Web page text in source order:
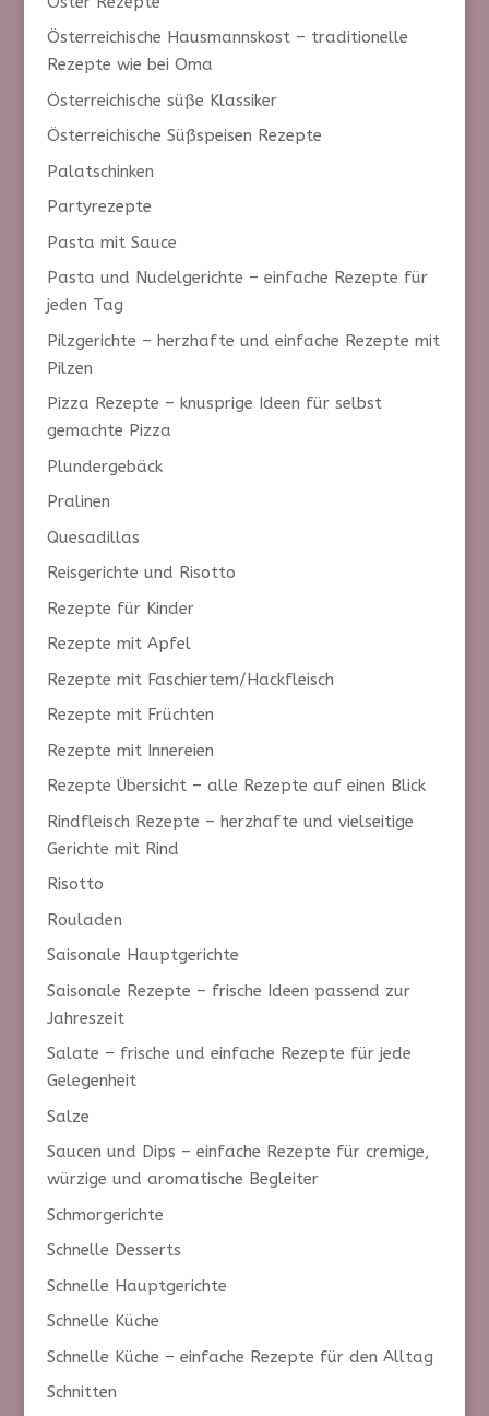
Österreichische Hausmannskost – traditionelle
Rezepte wie bei Oma
Österreichische süße Klassiker
Österreichische Süßspeisen Rezepte
Palatschinken
Partyrezepte
Pasta mit Sauce
Pasta und Nudelgerichte – einfache Rezepte für
jeden Tag
Pilzgerichte – herzhafte und einfache Rezepte mit
Pilzen
Pizza Rezepte – knusprige Ideen für selbst
gemachte Pizza
Plundergebäck
Pralinen
Quesadillas
Reisgerichte und Risotto
Rezepte für Kinder
Rezepte mit Apfel
Rezepte mit Faschiertem/Hackfleisch
Rezepte mit Früchten
Rezepte mit Innereien
Rezepte Übersicht – alle Rezepte auf einen Blick
Rindfleisch Rezepte – herzhafte und vielseitige
Gerichte mit Rind
Risotto
Rouladen
Saisonale Hauptgerichte
Saisonale Rezepte – frische Ideen passend zur
Jahreszeit
Salate – frische und einfache Rezepte für jede
Gelegenheit
Salze
Saucen und Dips – einfache Rezepte für cremige,
würzige und aromatische Begleiter
Schmorgerichte
Schnelle Desserts
Schnelle Hauptgerichte
Schnelle Küche
Schnelle Küche – einfache Rezepte für den Alltag
Schnitten